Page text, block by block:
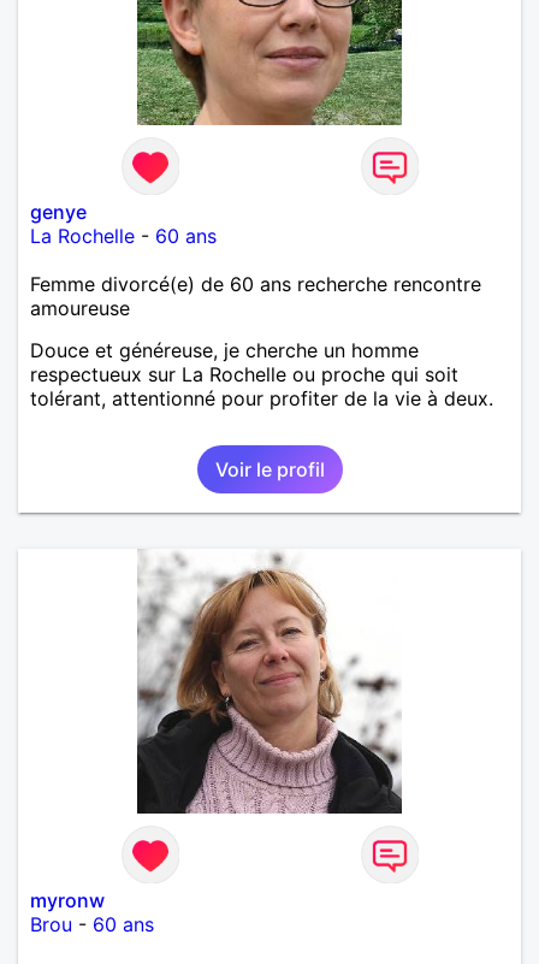
genye
La Rochelle - 60 ans
Femme divorcé(e) de 60 ans recherche rencontre
amoureuse
Douce et généreuse, je cherche un homme
respectueux sur La Rochelle ou proche qui soit
tolérant, attentionné pour profiter de la vie à deux.
Voir le profil
myronw
Brou - 60 ans